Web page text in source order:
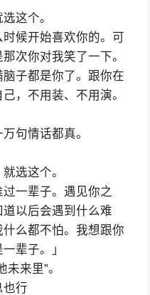
这个。
时候开始喜欢你的。可
次你对我笑了一下。
子都是你了。跟你在
，不用装、不用演。
句情话都真。
选这个。
过一辈子。遇见你之
以后会遇到什么难
么都不怕。我想跟你
辈子。」
来里”。
也行